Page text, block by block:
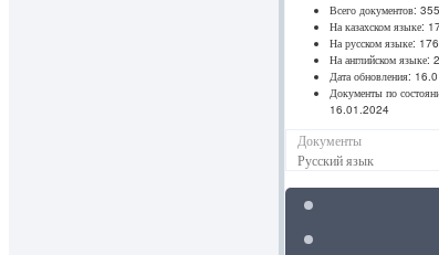
Всего документов:
На казахском языке:
На русском языке:
На английском языке:
Дата обновления:
Документы по
16.01.2024
Документы
Русский язык